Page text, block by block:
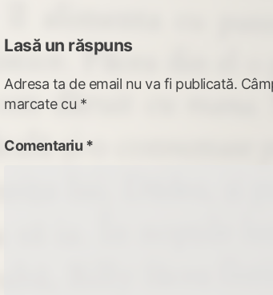
Lasă un răspuns
Adresa ta de email nu va fi publicată.
marcate cu *
Comentariu *